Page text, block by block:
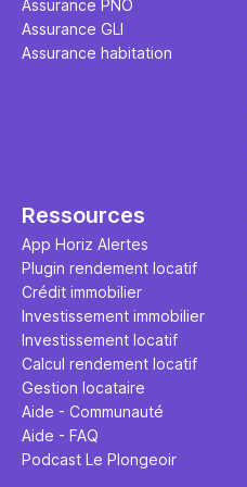
Assurance PNO
Assurance GLI
Assurance habitation
Ressources
App Horiz Alertes
Plugin rendement locatif
Crédit immobilier
Investissement immobilier
Investissement locatif
Calcul rendement locatif
Gestion locataire
Aide - Communauté
Aide - FAQ
Podcast Le Plongeoir